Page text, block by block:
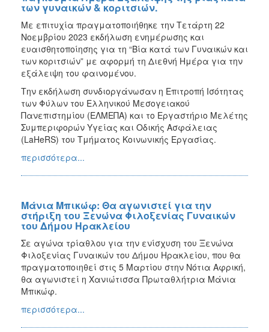
Ισότητα
των
Φύλων
Υγεία
Αυτόματοι
Απινιδωτές
ΤΟΠΟΣ
ΠΟΛΙΤΙΣΜΟΣ
των γυναικών & κοριτσιών.
Με επιτυχία πραγματοποιήθηκε την Τετάρτη 22
Νοεμβρίου 2023 εκδήλωση ενημέρωσης και
ευαισθητοποίησης για τη “Βία κατά των Γυναικών και
των κοριτσιών” με αφορμή τη Διεθνή Ημέρα για την
εξάλειψη του φαινομένου.
Την εκδήλωση συνδιοργάνωσαν η Επιτροπή Ισότητας
των Φύλων του Ελληνικού Μεσογειακού
Πανεπιστημίου (ΕΛΜΕΠΑ) και το Εργαστήριο Μελέτης
Συμπεριφορών Υγείας και Οδικής Ασφάλειας
(LaHeRS) του Τμήματος Κοινωνικής Εργασίας.
περισσότερα...
Μάνια Μπικώφ: Θα αγωνιστεί για την
στήριξη του Ξενώνα Φιλοξενίας Γυναικών
του Δήμου Ηρακλείου
Σε αγώνα τρίαθλου για την ενίσχυση του Ξενώνα
Φιλοξενίας Γυναικών του Δήμου Ηρακλείου, που θα
πραγματοποιηθεί στις 5 Μαρτίου στην Νότια Αφρική,
θα αγωνιστεί η Χανιώτισσα Πρωταθλήτρια Μάνια
Μπικώφ.
περισσότερα...